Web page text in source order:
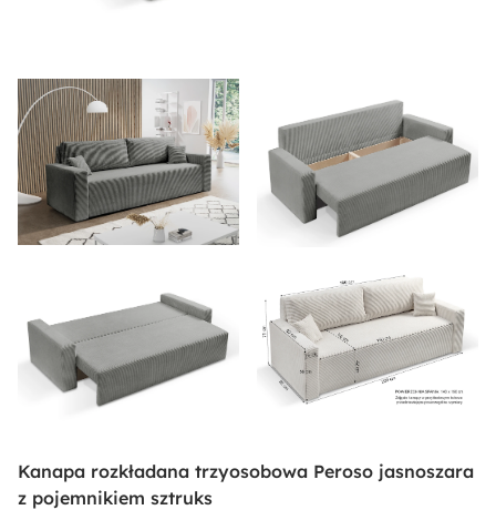
Kanapa rozkładana trzyosobowa Peroso jasnoszara
z pojemnikiem sztruks